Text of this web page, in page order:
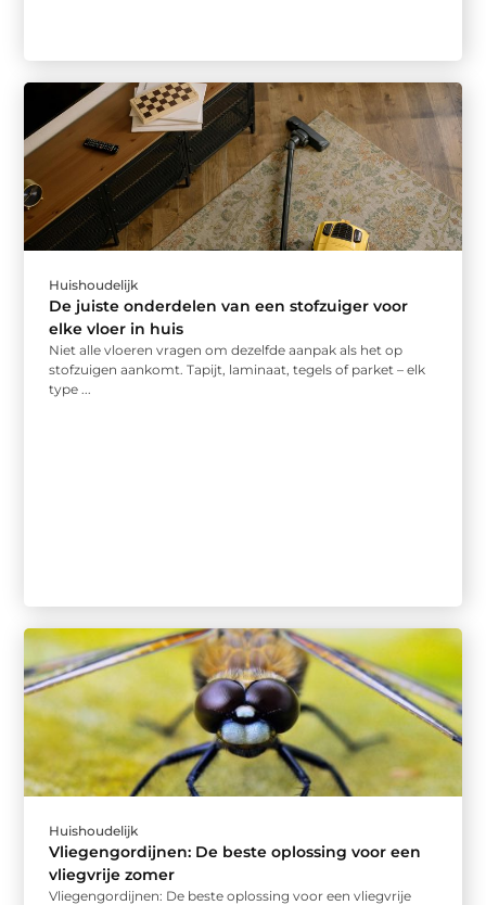
Huishoudelijk
De juiste onderdelen van een stofzuiger voor
elke vloer in huis
Niet alle vloeren vragen om dezelfde aanpak als het op
stofzuigen aankomt. Tapijt, laminaat, tegels of parket – elk
type ...
Huishoudelijk
Vliegengordijnen: De beste oplossing voor een
vliegvrije zomer
Vliegengordijnen: De beste oplossing voor een vliegvrije